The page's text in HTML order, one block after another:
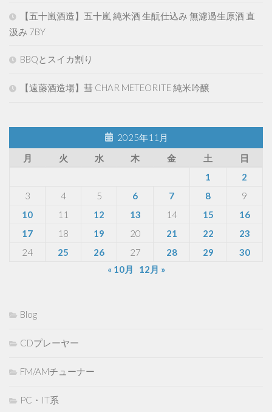
【五十嵐酒造】五十嵐 純米酒 生酛仕込み 無濾過生原酒 直
汲み 7BY
BBQとスイカ割り
【遠藤酒造場】彗 CHAR METEORITE 純米吟醸
2025年11月
月
火 水 木 金 土
日
1
2
3
4 5 6 7 8
9
10
11 12 13 14 15
16
17
18 19 20 21 22
23
24
25 26 27 28 29
30
« 10月
12月 »
Blog
CDプレーヤー
FM/AMチューナー
PC・IT系